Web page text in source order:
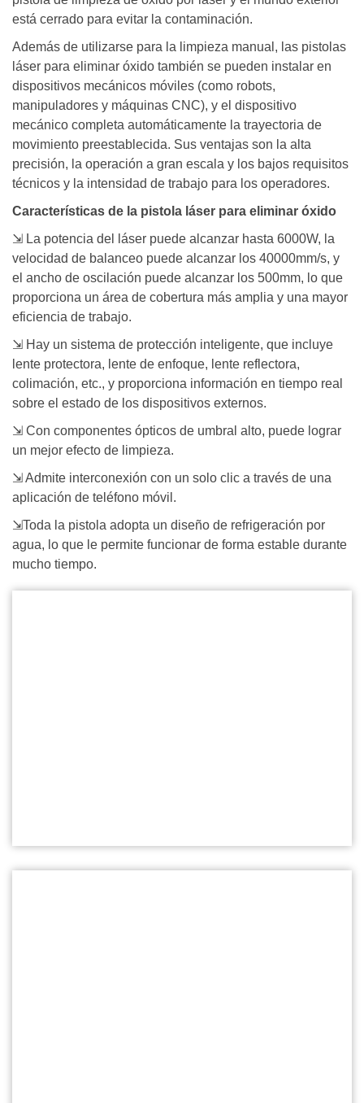
está cerrado para evitar la contaminación.
Además de utilizarse para la limpieza manual, las pistolas
láser para eliminar óxido también se pueden instalar en
dispositivos mecánicos móviles (como robots,
manipuladores y máquinas CNC), y el dispositivo
mecánico completa automáticamente la trayectoria de
movimiento preestablecida. Sus ventajas son la alta
precisión, la operación a gran escala y los bajos requisitos
técnicos y la intensidad de trabajo para los operadores.
Características de la pistola láser para eliminar óxido
⇲ La potencia del láser puede alcanzar hasta 6000W, la
velocidad de balanceo puede alcanzar los 40000mm/s, y
el ancho de oscilación puede alcanzar los 500mm, lo que
proporciona un área de cobertura más amplia y una mayor
eficiencia de trabajo.
⇲ Hay un sistema de protección inteligente, que incluye
lente protectora, lente de enfoque, lente reflectora,
colimación, etc., y proporciona información en tiempo real
sobre el estado de los dispositivos externos.
⇲ Con componentes ópticos de umbral alto, puede lograr
un mejor efecto de limpieza.
⇲ Admite interconexión con un solo clic a través de una
aplicación de teléfono móvil.
⇲Toda la pistola adopta un diseño de refrigeración por
agua, lo que le permite funcionar de forma estable durante
mucho tiempo.